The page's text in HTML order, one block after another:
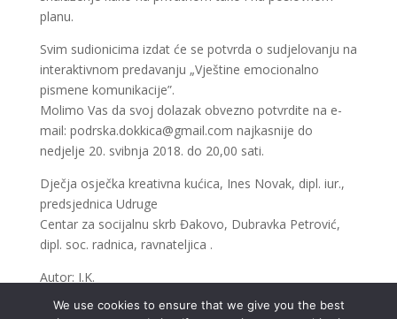
planu.
Svim sudionicima izdat će se potvrda o sudjelovanju na
interaktivnom predavanju „Vještine emocionalno
pismene komunikacije”.
Molimo Vas da svoj dolazak obvezno potvrdite na e-
mail: podrska.dokkica@gmail.com najkasnije do
nedjelje 20. svibnja 2018. do 20,00 sati.
Dječja osječka kreativna kućica, Ines Novak, dipl. iur.,
predsjednica Udruge
Centar za socijalnu skrb Đakovo, Dubravka Petrović,
dipl. soc. radnica, ravnateljica .
Autor: I.K.
We use cookies to ensure that we give you the best